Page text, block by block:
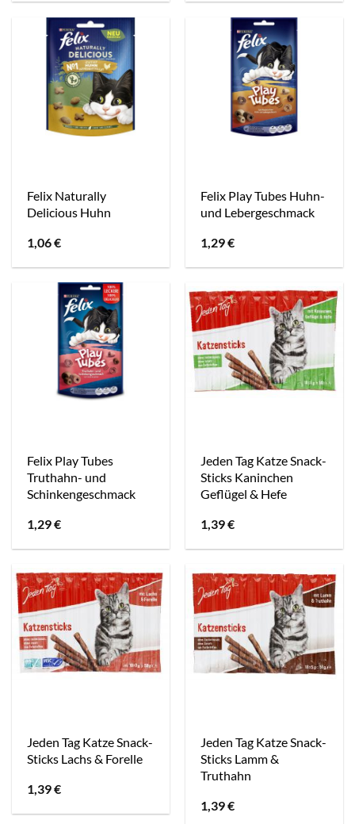
Felix Naturally
Delicious Huhn
1,06€
Felix Play Tubes Huhn-
und Lebergeschmack
1,29€
Felix Play Tubes
Truthahn- und
Schinkengeschmack
1,29€
Jeden Tag Katze Snack-
Sticks Kaninchen
Geflügel & Hefe
1,39€
Jeden Tag Katze Snack-
Sticks Lachs & Forelle
1,39€
Jeden Tag Katze Snack-
Sticks Lamm &
Truthahn
1,39€